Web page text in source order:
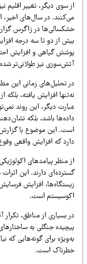
سوی دیگر، تغییر اقلیم نیز
در سال‌های اخیر،
در زاگرس گزارش
از دو تا سه درجه افزایش
گیاهی و افزایش احتمال
نیز طولانی‌تر شده و
تحلیل‌های زمانی این
افزایش یافته، بلکه از
دیگر، این روند نمی‌تواند
باشد، بلکه نشان‌دهنده
این موضوع با گزارش‌های
که افزایش واقعی وقوع
منظر پیامدهای اکولوژیکی،
دارند. این اثرات
افزایش فرسایش
است.
بسیاری از مناطق، تکرار
جنگلی به ساختارهای
برای گونه‌هایی که
است.